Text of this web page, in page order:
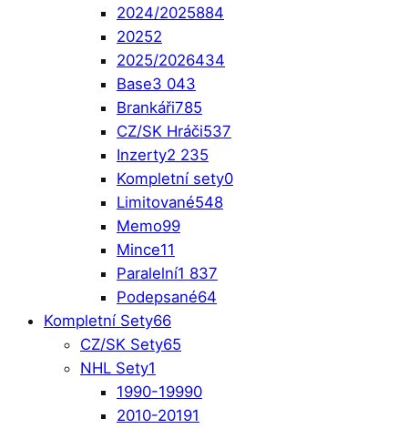
2024/2025884
20252
2025/2026434
Base3 043
Brankáři785
CZ/SK Hráči537
Inzerty2 235
Kompletní sety0
Limitované548
Memo99
Mince11
Paralelní1 837
Podepsané64
Kompletní Sety66
CZ/SK Sety65
NHL Sety1
1990-19990
2010-20191